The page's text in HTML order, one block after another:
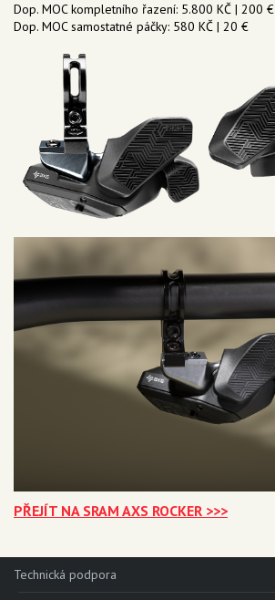
Dop. MOC kompletního řazení: 5.800 KČ | 200 €
Dop. MOC samostatné páčky: 580 KČ | 20 €
PŘEJÍT NA SRAM AXS ROCKER >>>
Technická podpora